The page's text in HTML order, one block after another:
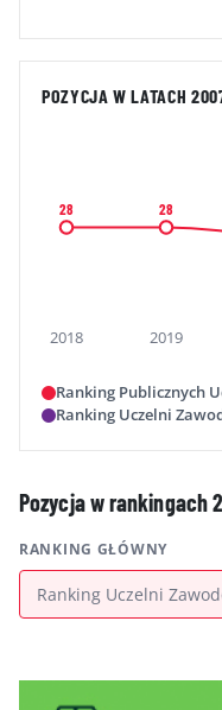
POZYCJA W LATACH
2018 2019
28 28
Ranking Publicznych
Ranking Uczelni
Pozycja w rankingach
RANKING GŁÓWNY
Ranking Uczelni